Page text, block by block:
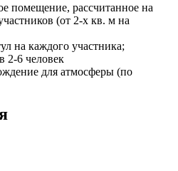
помещение, рассчитанное на
(от 2-­х кв. м на
на каждого участника;
2-6 человек
для атмосферы (по